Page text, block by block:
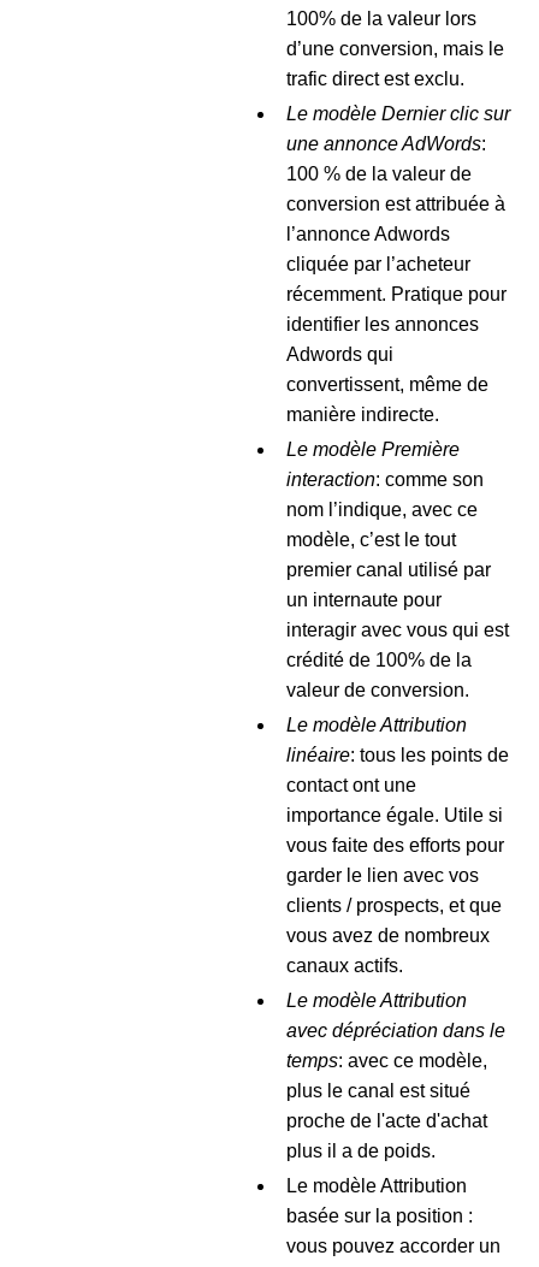
100% de la valeur lors
d’une conversion, mais le
trafic direct est exclu.
Le modèle Dernier clic sur
une annonce AdWords:
100 % de la valeur de
conversion est attribuée à
l’annonce Adwords
cliquée par l’acheteur
récemment. Pratique pour
identifier les annonces
Adwords qui
convertissent, même de
manière indirecte.
Le modèle Première
interaction: comme son
nom l’indique, avec ce
modèle, c’est le tout
premier canal utilisé par
un internaute pour
interagir avec vous qui est
crédité de 100% de la
valeur de conversion.
Le modèle Attribution
linéaire: tous les points de
contact ont une
importance égale. Utile si
vous faite des efforts pour
garder le lien avec vos
clients / prospects, et que
vous avez de nombreux
canaux actifs.
Le modèle Attribution
avec dépréciation dans le
temps: avec ce modèle,
plus le canal est situé
proche de l'acte d'achat
plus il a de poids.
Le modèle Attribution
basée sur la position :
vous pouvez accorder un